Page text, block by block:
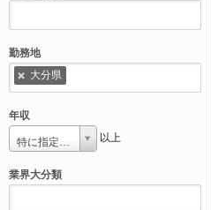
勤務地
大分県
年収
特に指定しない 以上
業界大分類